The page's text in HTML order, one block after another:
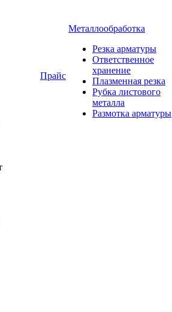
Прайс
Металлообработка
Резка арматуры
Ответственное
хранение
Плазменная резка
Рубка листового
металла
Размотка арматуры